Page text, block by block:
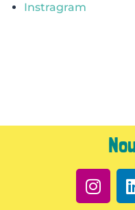
Instragram